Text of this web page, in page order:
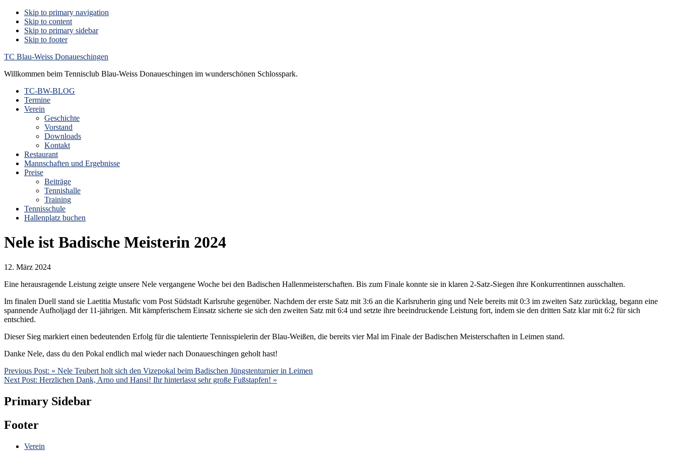
Skip to primary navigation
Skip to content
Skip to primary sidebar
Skip to footer
TC Blau-Weiss Donaueschingen
Willkommen beim Tennisclub Blau-Weiss Donaueschingen im wunderschönen Schlosspark.
TC-BW-BLOG
Termine
Verein
Geschichte
Vorstand
Downloads
Kontakt
Restaurant
Mannschaften und Ergebnisse
Preise
Beiträge
Tennishalle
Training
Tennisschule
Hallenplatz buchen
Nele ist Badische Meisterin 2024
12. März 2024
Eine herausragende Leistung zeigte unsere Nele vergangene Woche bei den Badischen Hallenmeisterschaften. Bis zum Finale konnte sie in klaren 2-Satz-Siegen ihre Konkurrentinnen ausschalten.
Im finalen Duell stand sie Laetitia Mustafic vom Post Südstadt Karlsruhe gegenüber. Nachdem der erste Satz mit 3:6 an die Karlsruherin ging und Nele bereits mit 0:3 im zweiten Satz zurücklag, begann eine
spannende Aufholjagd der 11-jährigen. Mit kämpferischem Einsatz sicherte sie sich den zweiten Satz mit 6:4 und setzte ihre beeindruckende Leistung fort, indem sie den dritten Satz klar mit 6:2 für sich
entschied.
Dieser Sieg markiert einen bedeutenden Erfolg für die talentierte Tennisspielerin der Blau-Weißen, die bereits vier Mal im Finale der Badischen Meisterschaften in Leimen stand.
Danke Nele, dass du den Pokal endlich mal wieder nach Donaueschingen geholt hast!
Previous Post: « Nele Teubert holt sich den Vizepokal beim Badischen Jüngstenturnier in Leimen
Next Post: Herzlichen Dank, Arno und Hansi! Ihr hinterlasst sehr große Fußstapfen! »
Primary Sidebar
Footer
Verein